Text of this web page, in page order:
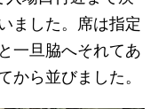
ました。席は指定
一旦脇へそれてあ
から並びました。